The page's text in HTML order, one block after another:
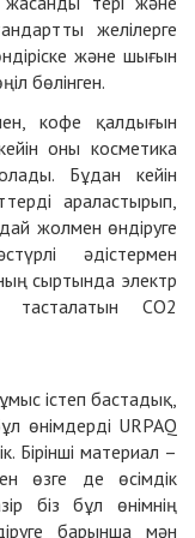
желілерге
және шығын
бөлінген.
кофе қалдығын
оны косметика
Бұдан кейін
араластырып,
жолмен өндіруге
әдістермен
сыртында электр
тасталатын СO2
істеп бастадық,
өнімдерді URPAQ
Бірінші материал –
өзге де өсімдік
біз бұл өнімнің
барынша мән